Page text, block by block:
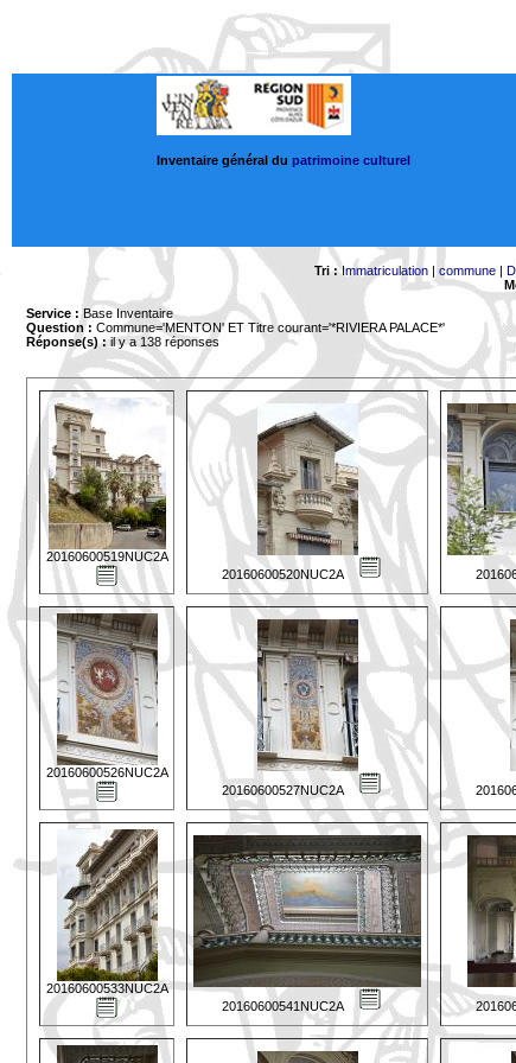
Inventaire général du patrimoine culturel
Tri : Immatriculation| commune|
Service : Base Inventaire
Question : Commune='MENTON' ET Titre courant='*RIVIERA PALACE*'
Réponse(s) :il y a 138 réponses
20160600519NUC2A
20160600520NUC2A
20160600526NUC2A
20160600527NUC2A
20160600533NUC2A
20160600541NUC2A